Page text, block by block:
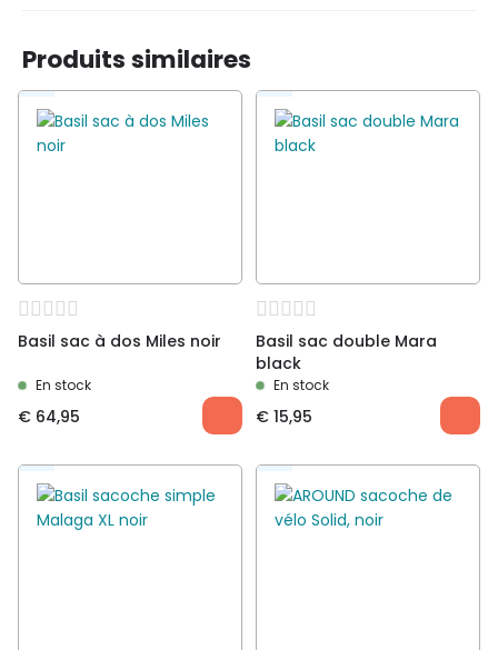
Produits similaires
Basil sac à dos Miles noir
En stock
€ 64,95
Basil sac double Mara
black
En stock
€ 15,95